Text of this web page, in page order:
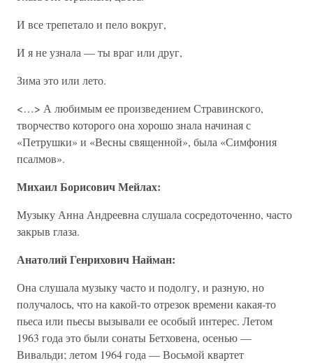
И все трепетало и пело вокруг,
И я не узнала — ты враг или друг,
Зима это или лето.
<…> А любимым ее произведением Стравинского,
творчество которого она хорошо знала начиная с
«Петрушки» и «Весны священной», была «Симфония
псалмов».
Михаил Борисович Мейлах:
Музыку Анна Андреевна слушала сосредоточенно, часто
закрыв глаза.
Анатолий Генрихович Найман:
Она слушала музыку часто и подолгу, и разную, но
получалось, что на какой-то отрезок времени какая-то
пьеса или пьесы вызывали ее особый интерес. Летом
1963 года это были сонаты Бетховена, осенью —
Вивальди; летом 1964 года — Восьмой квартет